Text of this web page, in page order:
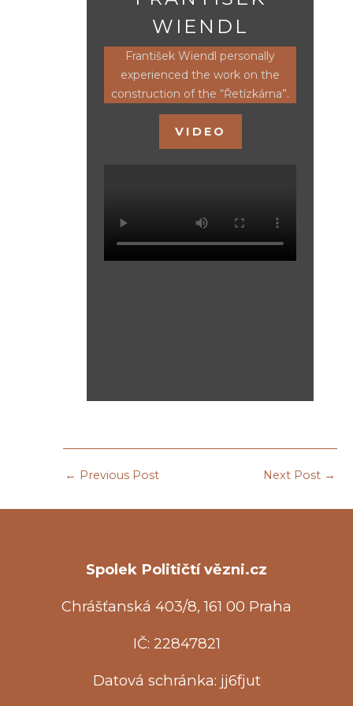
WIENDL
František Wiendl personally
experienced the work on the
construction of the “Řetízkárna”.
VIDEO
← Previous Post Next Post →
Spolek Političtí vězni.cz
Chrášťanská 403/8, 161 00 Praha
IČ: 22847821
Datová schránka: jj6fjut